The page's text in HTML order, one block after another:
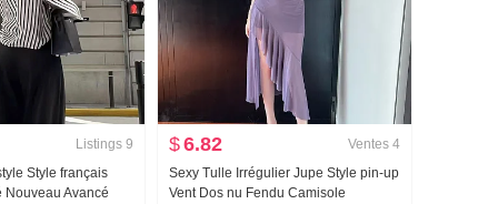
Listings 9
Style français
Nouveau Avancé
$6.82 Ventes 4
Sexy Tulle Irrégulier Jupe Style pin-up
Vent Dos nu Fendu Camisole